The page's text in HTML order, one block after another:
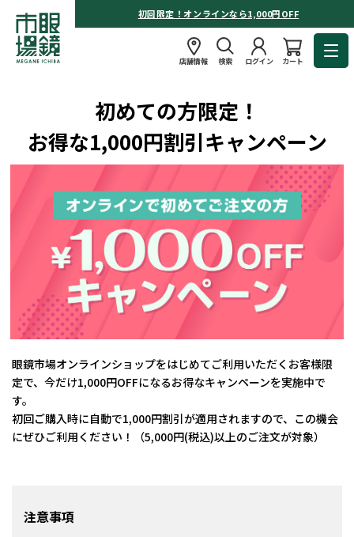
初回限定！オンラインなら1,000円OFF
店舗情報 検索 ログイン カート
初めての方限定！
お得な1,000円割引キャンペーン
眼鏡市場オンラインショップをはじめてご利用いただくお客様限
定で、今だけ1,000円OFFになるお得なキャンペーンを実施中で
す。
初回ご購入時に自動で1,000円割引が適用されますので、この機会
にぜひご利用ください！（5,000円(税込)以上のご注文が対象）
注意事項